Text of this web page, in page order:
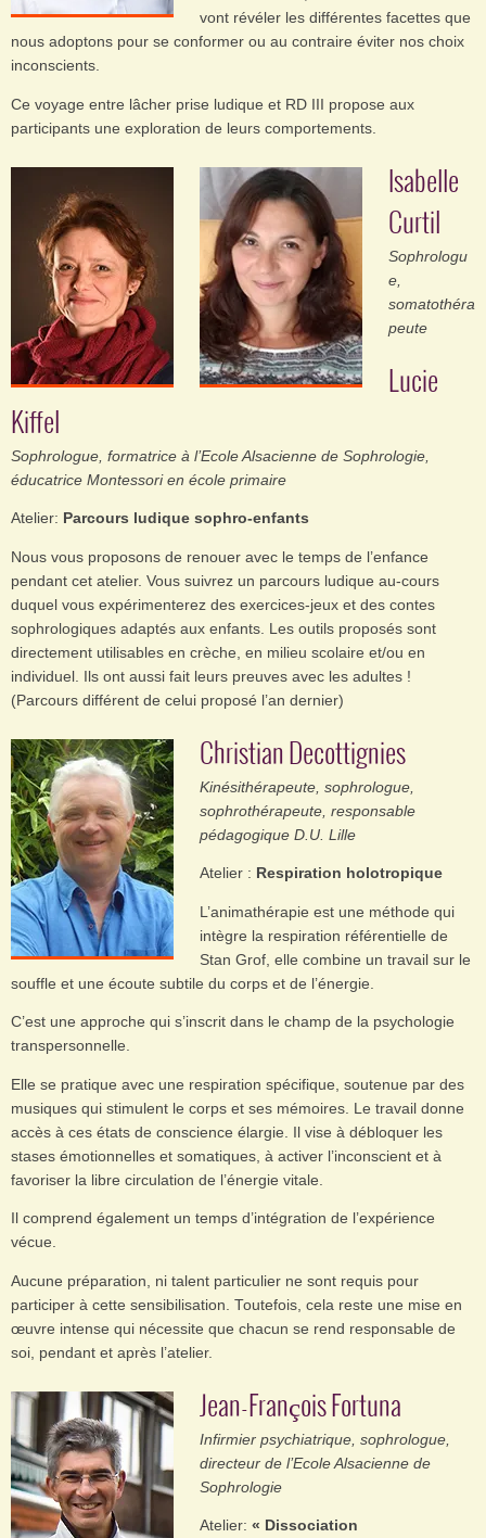
vont révéler les différentes facettes que
nous adoptons pour se conformer ou au contraire éviter nos choix
inconscients.
Ce voyage entre lâcher prise ludique et RD III propose aux
participants une exploration de leurs comportements.
Isabelle
Curtil
Sophrologu
e,
somatothéra
peute
Lucie
Kiffel
Sophrologue, formatrice à l’Ecole Alsacienne de Sophrologie,
éducatrice Montessori en école primaire
Atelier: Parcours ludique sophro-enfants
Nous vous proposons de renouer avec le temps de l’enfance
pendant cet atelier. Vous suivrez un parcours ludique au-cours
duquel vous expérimenterez des exercices-jeux et des contes
sophrologiques adaptés aux enfants. Les outils proposés sont
directement utilisables en crèche, en milieu scolaire et/ou en
individuel. Ils ont aussi fait leurs preuves avec les adultes !
(Parcours différent de celui proposé l’an dernier)
Christian Decottignies
Kinésithérapeute, sophrologue,
sophrothérapeute, responsable
pédagogique D.U. Lille
Atelier : Respiration holotropique
L’animathérapie est une méthode qui
intègre la respiration référentielle de
Stan Grof, elle combine un travail sur le
souffle et une écoute subtile du corps et de l’énergie.
C’est une approche qui s’inscrit dans le champ de la psychologie
transpersonnelle.
Elle se pratique avec une respiration spécifique, soutenue par des
musiques qui stimulent le corps et ses mémoires. Le travail donne
accès à ces états de conscience élargie. Il vise à débloquer les
stases émotionnelles et somatiques, à activer l’inconscient et à
favoriser la libre circulation de l’énergie vitale.
Il comprend également un temps d’intégration de l’expérience
vécue.
Aucune préparation, ni talent particulier ne sont requis pour
participer à cette sensibilisation. Toutefois, cela reste une mise en
œuvre intense qui nécessite que chacun se rend responsable de
soi, pendant et après l’atelier.
Jean-François Fortuna
Infirmier psychiatrique, sophrologue,
directeur de l’Ecole Alsacienne de
Sophrologie
Atelier: « Dissociation